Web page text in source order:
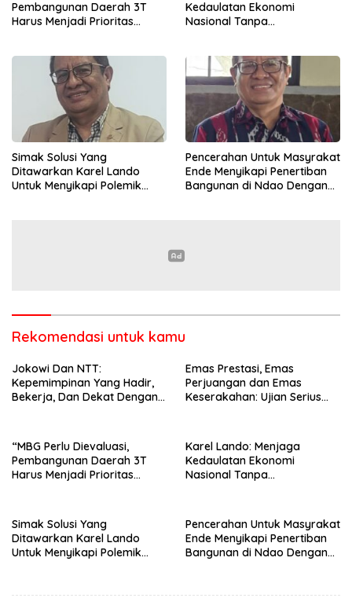
Pembangunan Daerah 3T
Harus Menjadi Prioritas
Kedaulatan Ekonomi
Nasional Tanpa
Simak Solusi Yang
Ditawarkan Karel Lando
Untuk Menyikapi Polemik
Pencerahan Untuk Masyrakat
Ende Menyikapi Penertiban
Bangunan di Ndao Dengan
Rekomendasi untuk kamu
Jokowi Dan NTT:
Kepemimpinan Yang Hadir,
Bekerja, Dan Dekat Dengan
Emas Prestasi, Emas
Perjuangan dan Emas
Keserakahan: Ujian Serius
“MBG Perlu Dievaluasi,
Pembangunan Daerah 3T
Harus Menjadi Prioritas
Karel Lando: Menjaga
Kedaulatan Ekonomi
Nasional Tanpa
Simak Solusi Yang
Ditawarkan Karel Lando
Untuk Menyikapi Polemik
Pencerahan Untuk Masyrakat
Ende Menyikapi Penertiban
Bangunan di Ndao Dengan